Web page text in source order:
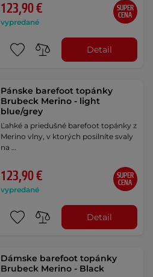
123,90 €
vypredané
SUPER
CENA
Detail
Pánske barefoot topánky
Brubeck Merino - light
blue/grey
Ľahké a priedušné barefoot topánky z
Merino vlny, v ktorých posilníte svaly
na …
123,90 €
vypredané
SUPER
CENA
Detail
Dámske barefoot topánky
Brubeck Merino - Black